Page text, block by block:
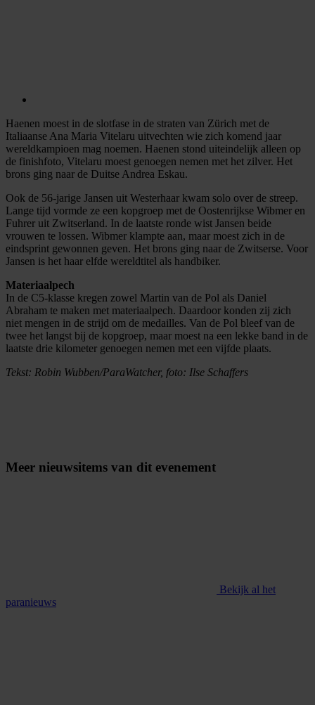
Haenen moest in de slotfase in de straten van Zürich met de
Italiaanse Ana Maria Vitelaru uitvechten wie zich komend jaar
wereldkampioen mag noemen. Haenen stond uiteindelijk alleen op
de finishfoto, Vitelaru moest genoegen nemen met het zilver. Het
brons ging naar de Duitse Andrea Eskau.
Ook de 56-jarige Jansen uit Westerhaar kwam solo over de streep.
Lange tijd vormde ze een kopgroep met de Oostenrijkse Wibmer en
Fuhrer uit Zwitserland. In de laatste ronde wist Jansen beide
vrouwen te lossen. Wibmer klampte aan, maar moest zich in de
eindsprint gewonnen geven. Het brons ging naar de Zwitserse. Voor
Jansen is het haar elfde wereldtitel als handbiker.
Materiaalpech
In de C5-klasse kregen zowel Martin van de Pol als Daniel
Abraham te maken met materiaalpech. Daardoor konden zij zich
niet mengen in de strijd om de medailles. Van de Pol bleef van de
twee het langst bij de kopgroep, maar moest na een lekke band in de
laatste drie kilometer genoegen nemen met een vijfde plaats.
Tekst: Robin Wubben/ParaWatcher, foto: Ilse Schaffers
Meer nieuwsitems van dit evenement
Bekijk al het
paranieuws